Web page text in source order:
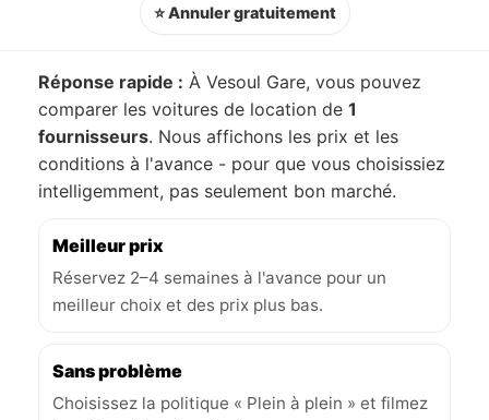
⭐ Annuler gratuitement
Réponse rapide : À Vesoul Gare, vous pouvez
comparer les voitures de location de 1
fournisseurs. Nous affichons les prix et les
conditions à l'avance - pour que vous choisissiez
intelligemment, pas seulement bon marché.
Meilleur prix
Réservez 2–4 semaines à l'avance pour un
meilleur choix et des prix plus bas.
Sans problème
Choisissez la politique « Plein à plein » et filmez